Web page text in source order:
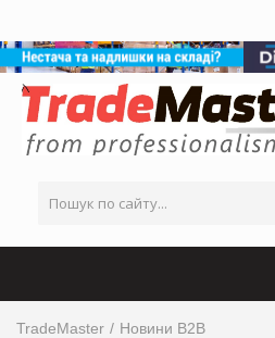
TradeMaster Новини B2B